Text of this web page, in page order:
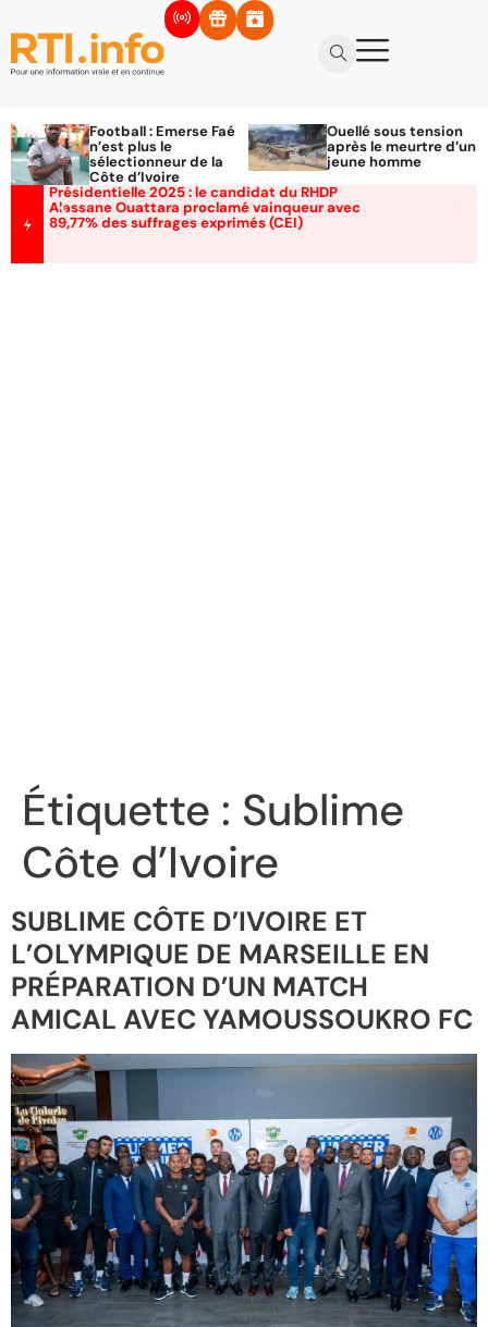
Football : Emerse Faé
n’est plus le
sélectionneur de la
Côte d’Ivoire
Ouellé sous tension
après le meurtre d’un
jeune homme
Présidentielle 2025 : le candidat du RHDP
Alassane Ouattara proclamé vainqueur avec
89,77% des suffrages exprimés (CEI)
Étiquette : Sublime
Côte d’Ivoire
SUBLIME CÔTE D’IVOIRE ET
L’OLYMPIQUE DE MARSEILLE EN
PRÉPARATION D’UN MATCH
AMICAL AVEC YAMOUSSOUKRO FC